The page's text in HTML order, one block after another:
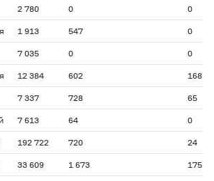
2 780 0 0
1 913 547 0
7 035 0 0
12 384 602 168
7 337 728 65
7 613 64 0
192 722 720 24
33 609 1 673 175